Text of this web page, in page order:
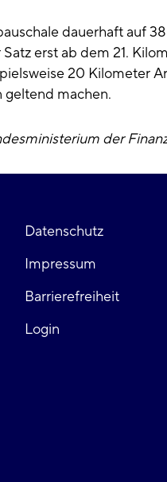
dauerhaft auf
erst ab dem 21.
20 Kilometer
geltend machen.
der
Fußzeile
links
Datenschutz
Impressum
Barrierefreiheit
Login